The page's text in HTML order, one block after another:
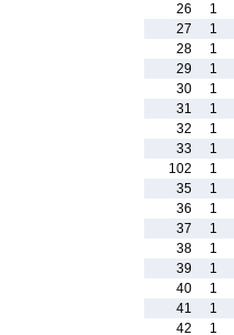
26
1
27
1
28
1
29
1
30
1
31
1
32
1
33
1
102
1
35
1
36
1
37
1
38
1
39
1
40
1
41
1
42
1